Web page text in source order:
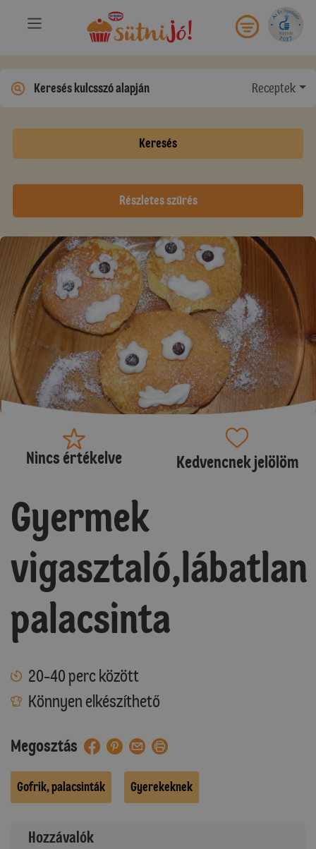
Receptek
Keresés
Részletes szűrés
Nincs értékelve Kedvencnek jelölöm
Gyermek
vigasztaló,lábatlan
palacsinta
20-40 perc között
Könnyen elkészíthető
Megosztás
Gofrik, palacsinták Gyerekeknek
Hozzávalók